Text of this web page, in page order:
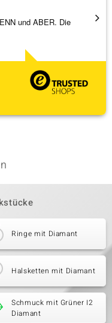
und ABER. Die
Alles
Ringe mit Diamant
Halsketten mit Diamant
Schmuck mit Grüner I2
Diamant